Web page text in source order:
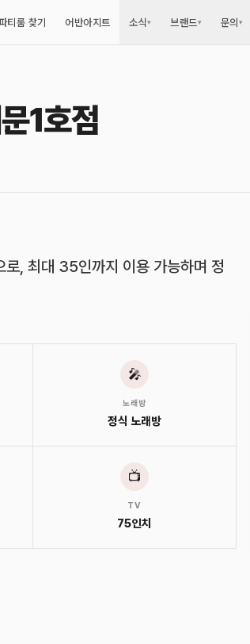
티룸 찾기 어반아지트 소식▾ 브랜드▾ 문의▾
1호점
사진10장 모두 보기
로, 최대 35인까지 이용 가능하며 정
🎤
노래방
정식 노래방
📺
TV
75인치